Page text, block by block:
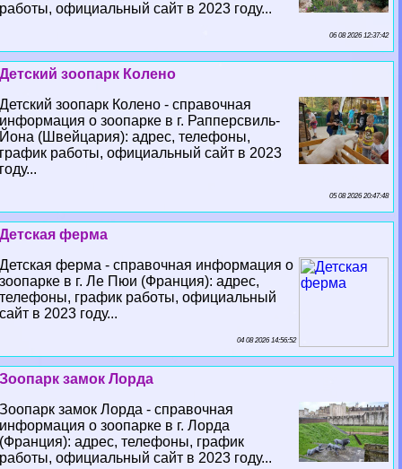
работы, официальный сайт в 2023 году...
06 08 2026 12:37:42
Детский зоопарк Колено
Детский зоопарк Колено - справочная
информация о зоопарке в г. Рапперсвиль-
Йона (Швейцария): адрес, телефоны,
график работы, официальный сайт в 2023
году...
05 08 2026 20:47:48
Детская ферма
Детская ферма - справочная информация о
зоопарке в г. Ле Пюи (Франция): адрес,
телефоны, график работы, официальный
сайт в 2023 году...
04 08 2026 14:56:52
Зоопарк замок Лорда
Зоопарк замок Лорда - справочная
информация о зоопарке в г. Лорда
(Франция): адрес, телефоны, график
работы, официальный сайт в 2023 году...